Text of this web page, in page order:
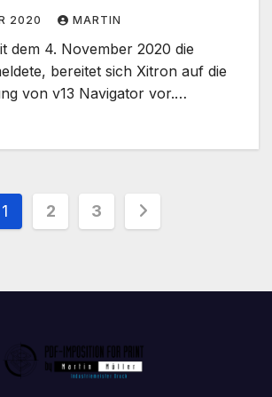
2020 MARTIN
dem 4. November 2020 die
bereitet sich Xitron auf die
von v13 Navigator vor.…
1 2 3